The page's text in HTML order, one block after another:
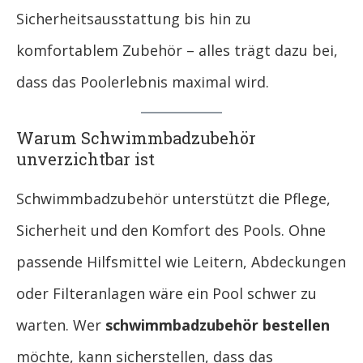
Sicherheitsausstattung bis hin zu
komfortablem Zubehör – alles trägt dazu bei,
dass das Poolerlebnis maximal wird.
Warum Schwimmbadzubehör
unverzichtbar ist
Schwimmbadzubehör unterstützt die Pflege,
Sicherheit und den Komfort des Pools. Ohne
passende Hilfsmittel wie Leitern, Abdeckungen
oder Filteranlagen wäre ein Pool schwer zu
warten. Wer schwimmbadzubehör bestellen
möchte, kann sicherstellen, dass das